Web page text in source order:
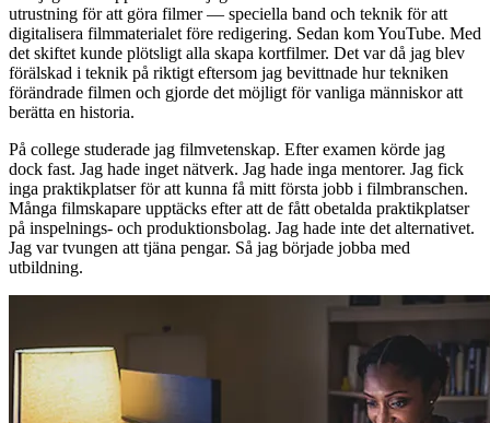
utrustning för att göra filmer — speciella band och teknik för att
digitalisera filmmaterialet före redigering. Sedan kom YouTube. Med
det skiftet kunde plötsligt alla skapa kortfilmer. Det var då jag blev
förälskad i teknik på riktigt eftersom jag bevittnade hur tekniken
förändrade filmen och gjorde det möjligt för vanliga människor att
berätta en historia.
På college studerade jag filmvetenskap. Efter examen körde jag
dock fast. Jag hade inget nätverk. Jag hade inga mentorer. Jag fick
inga praktikplatser för att kunna få mitt första jobb i filmbranschen.
Många filmskapare upptäcks efter att de fått obetalda praktikplatser
på inspelnings- och produktionsbolag. Jag hade inte det alternativet.
Jag var tvungen att tjäna pengar. Så jag började jobba med
utbildning.